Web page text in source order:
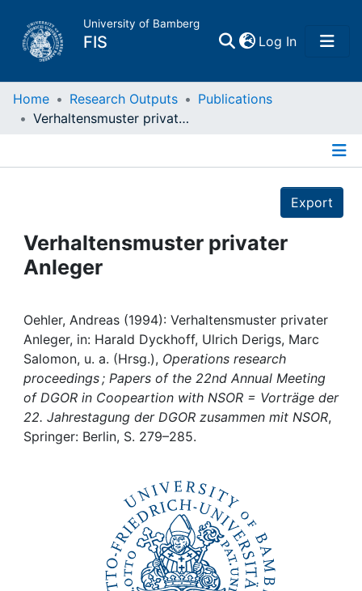
University of Bamberg
FIS Log In(current)
Home
Projects
People
Institutions
Awards
My FIS
Help
Home Research Outputs
Publications
Verhaltensmuster privater Anleger
Export
Verhaltensmuster privater
Anleger
Oehler, Andreas (1994): Verhaltensmuster privater
Anleger, in: Harald Dyckhoff, Ulrich Derigs, Marc
Salomon, u. a. (Hrsg.), Operations research
proceedings ; Papers of the 22nd Annual Meeting
of DGOR in Coopeartion with NSOR = Vorträge der
22. Jahrestagung der DGOR zusammen mit NSOR,
Springer: Berlin, S. 279–285.